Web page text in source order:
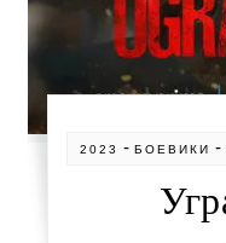
2023 -БОЕВИКИ -